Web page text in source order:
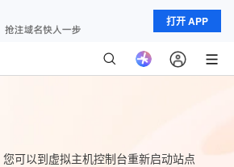
打开 APP
可以到虚拟主机控制台重新启动站点